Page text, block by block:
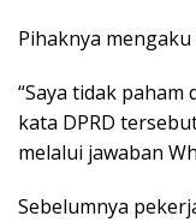
Pihaknya
“Saya tidak paham
kata DPRD
melalui jawaban
Sebelumnya